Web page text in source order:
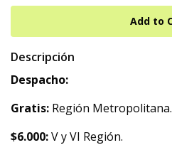
Descripción
Despacho:
Gratis: Región Metropolitana.
$6.000:V y VI Región.